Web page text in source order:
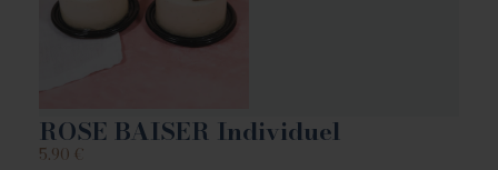
ROSE BAISER Individuel
5.90 €